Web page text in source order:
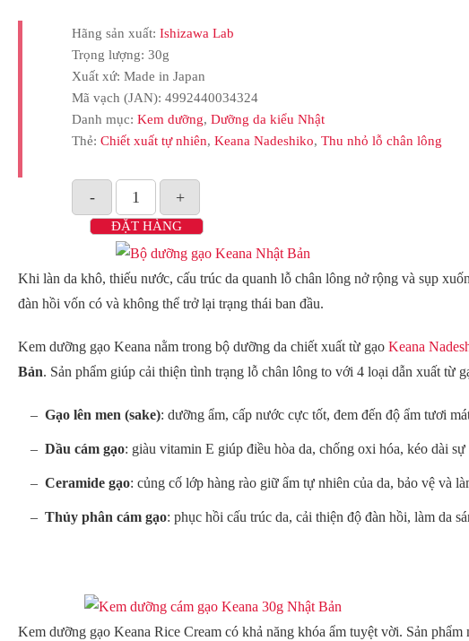
Hãng sản xuất: Ishizawa Lab
Trọng lượng: 30g
Xuất xứ: Made in Japan
Mã vạch (JAN): 4992440034324
Danh mục: Kem dưỡng, Dưỡng da kiểu Nhật
Thẻ: Chiết xuất tự nhiên, Keana Nadeshiko, Thu nhỏ lỗ chân lông
ĐẶT HÀNG
Khi làn da khô, thiếu nước, cấu trúc da quanh lỗ chân lông nở rộng và sụp
đàn hồi vốn có và không thể trở lại trạng thái ban đầu.
Kem dưỡng gạo Keana nằm trong bộ dưỡng da chiết xuất từ gạo Keana
Bản. Sản phẩm giúp cải thiện tình trạng lỗ chân lông to với 4 loại dẫn xuất từ
Gạo lên men (sake): dưỡng ẩm, cấp nước cực tốt, đem đến độ ẩm tươi
Dầu cám gạo: giàu vitamin E giúp điều hòa da, chống oxi hóa, kéo dài sự
Ceramide gạo: củng cố lớp hàng rào giữ ẩm tự nhiên của da, bảo vệ và
Thủy phân cám gạo: phục hồi cấu trúc da, cải thiện độ đàn hồi, làm da
Kem dưỡng gạo Keana Rice Cream có khả năng khóa ẩm tuyệt vời. Sản